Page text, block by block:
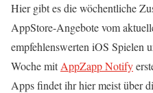
Hier gibt es die wöchentliche
AppStore-Angebote vom
empfehlenswerten iOS Spielen
Woche mitAppZapp Notify
Apps findet ihr hier meist über